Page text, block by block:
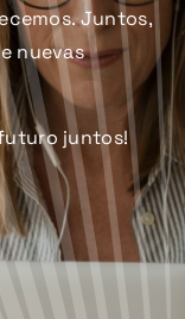
Juntos,
nuevas
juntos!